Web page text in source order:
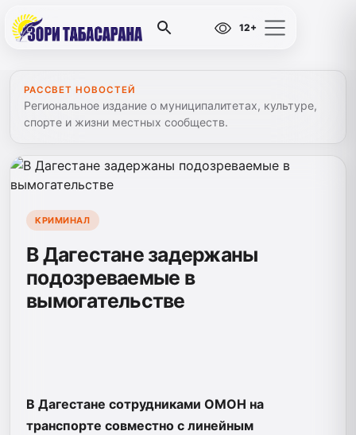
12+
РАССВЕТ НОВОСТЕЙ
Региональное издание о муниципалитетах, культуре,
спорте и жизни местных сообществ.
КРИМИНАЛ
В Дагестане задержаны
подозреваемые в
вымогательстве
В Дагестане сотрудниками ОМОН на
транспорте совместно с линейным